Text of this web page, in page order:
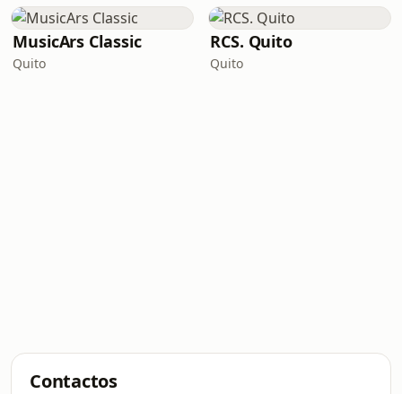
MusicArs Classic
Quito
RCS. Quito
Quito
Contactos